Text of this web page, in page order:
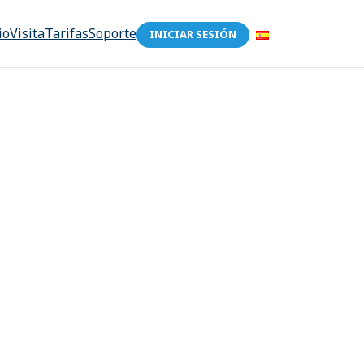
VisitaTarifasSoporte INICIAR SESIÓN